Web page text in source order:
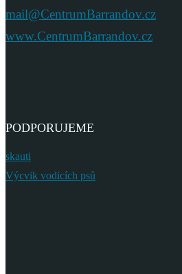
mail@CentrumBarrandov.cz
www.CentrumBarrandov.cz
PODPORUJEME
skauti
Výcvik vodicích psů